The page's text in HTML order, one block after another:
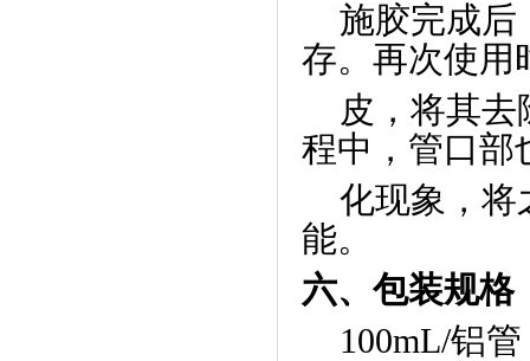
施胶完成后
存。再次使用
皮，将其
程中，管口部
化现象，将
能。
六、 包装规格
100mL/铝管